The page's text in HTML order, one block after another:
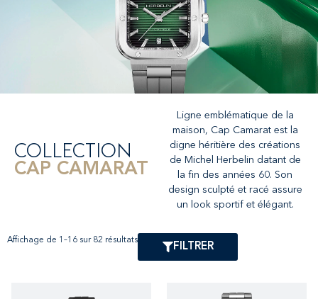
COLLECTION
CAP CAMARAT
Ligne emblématique de la
maison, Cap Camarat est la
digne héritière des créations
de Michel Herbelin datant de
la fin des années 60. Son
design sculpté et racé assure
un look sportif et élégant.
Affichage de 1–16 sur 82 résultats
FILTRER